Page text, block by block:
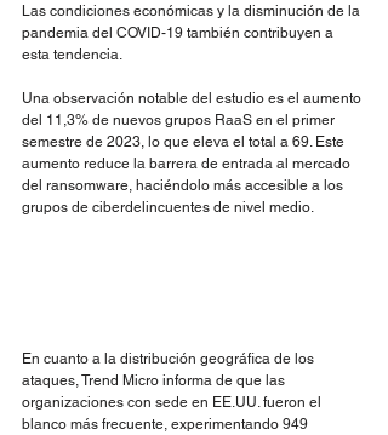
Las condiciones económicas y la disminución de la
pandemia del COVID-19 también contribuyen a
esta tendencia.
Una observación notable del estudio es el aumento
del 11,3% de nuevos grupos RaaS en el primer
semestre de 2023, lo que eleva el total a 69. Este
aumento reduce la barrera de entrada al mercado
del ransomware, haciéndolo más accesible a los
grupos de ciberdelincuentes de nivel medio.
En cuanto a la distribución geográfica de los
ataques, Trend Micro informa de que las
organizaciones con sede en EE.UU. fueron el
blanco más frecuente, experimentando 949